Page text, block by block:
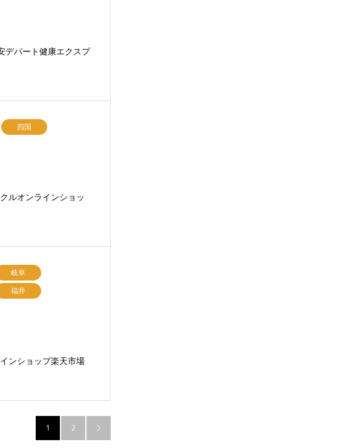
デパート健康エクスプ
四国
ルオンラインショッ
岐阜
福井
ンショップ楽天市場
1 2 